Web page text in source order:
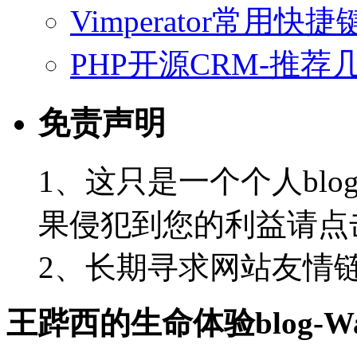
Vimperator常用快捷
PHP开源CRM-推荐
免责声明
1、这只是一个个人
果侵犯到您的利益请
2、长期寻求网站友情
王跸西的生命体验blog-